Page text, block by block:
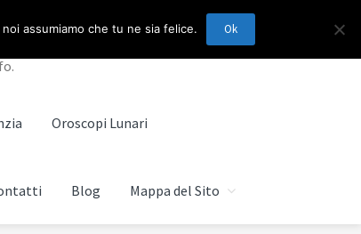
Oroscopi Lunari
Blog Mappa del Sito
assumiamo che tu ne sia felice. Ok